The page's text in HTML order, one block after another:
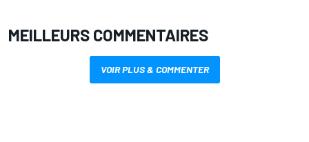
MEILLEURS COMMENTAIRES
VOIR PLUS & COMMENTER